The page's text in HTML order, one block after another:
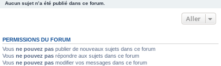
Aucun sujet n’a été publié dans ce forum.
Aller
PERMISSIONS DU FORUM
Vous ne pouvez pas publier de nouveaux sujets dans ce forum
Vous ne pouvez pas répondre aux sujets dans ce forum
Vous ne pouvez pas modifier vos messages dans ce forum